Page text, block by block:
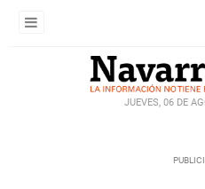
JUEVES, 06 DE